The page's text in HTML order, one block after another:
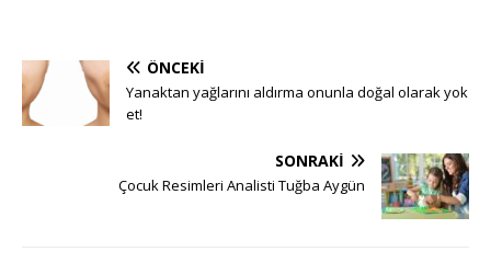
ÖNCEKI
Yanaktan yağlarını aldırma onunla doğal olarak yok
et!
SONRAKI
Çocuk Resimleri Analisti Tuğba Aygün